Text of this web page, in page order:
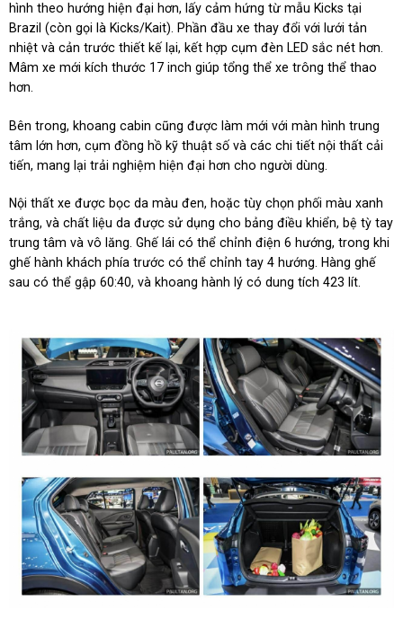
hình theo hướng hiện đại hơn, lấy cảm hứng từ mẫu Kicks tại
Brazil (còn gọi là Kicks/Kait). Phần đầu xe thay đổi với lưới tản
nhiệt và cản trước thiết kế lại, kết hợp cụm đèn LED sắc nét hơn.
Mâm xe mới kích thước 17 inch giúp tổng thể xe trông thể thao
hơn.
Bên trong, khoang cabin cũng được làm mới với màn hình trung
tâm lớn hơn, cụm đồng hồ kỹ thuật số và các chi tiết nội thất cải
tiến, mang lại trải nghiệm hiện đại hơn cho người dùng.
Nội thất xe được bọc da màu đen, hoặc tùy chọn phối màu xanh
trắng, và chất liệu da được sử dụng cho bảng điều khiển, bệ tỳ tay
trung tâm và vô lăng. Ghế lái có thể chỉnh điện 6 hướng, trong khi
ghế hành khách phía trước có thể chỉnh tay 4 hướng. Hàng ghế
sau có thể gập 60:40, và khoang hành lý có dung tích 423 lít.